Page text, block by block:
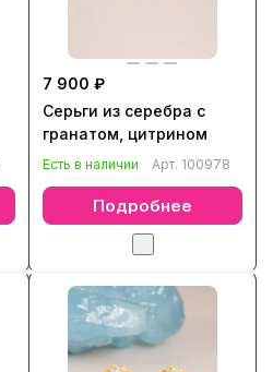
7 900 ₽
Серьги из серебра с
гранатом, цитрином
Есть в наличии Арт. 100978
Подробнее